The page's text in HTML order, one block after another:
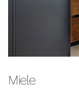
Miele